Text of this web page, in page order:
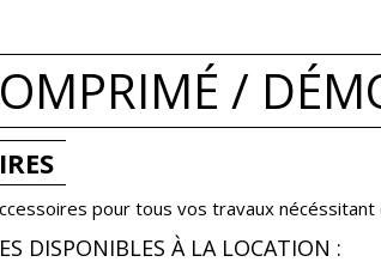
/
pour tous vos travaux nécéssitant
DISPONIBLES À LA LOCATION :